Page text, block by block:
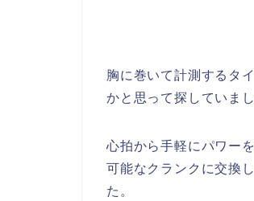
胸に巻いて計測するタ
かと思って探していまし
心拍から手軽にパワー
可能なクランクに交換
た。